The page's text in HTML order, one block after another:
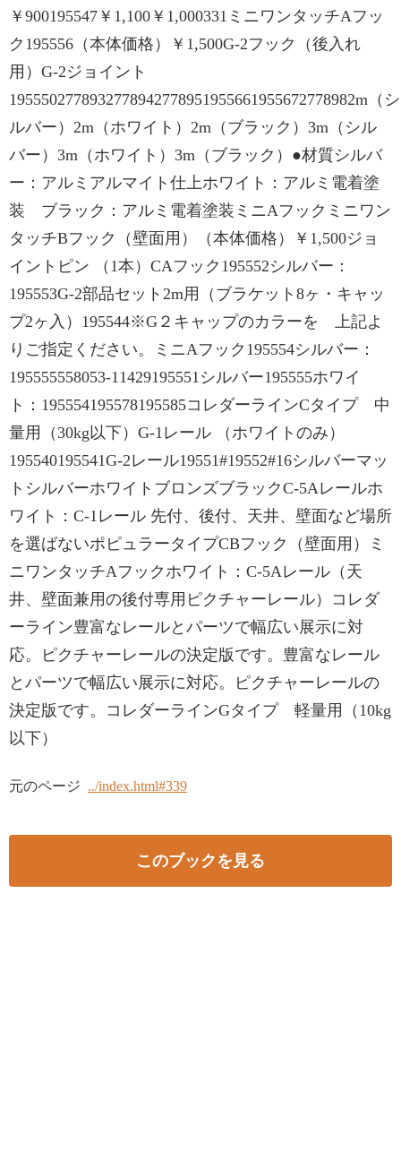
￥900195547￥1,100￥1,000331ミニワンタッチAフッ
ク195556（本体価格）￥1,500G-2フック（後入れ
用）G-2ジョイント
1955502778932778942778951955661955672778982m（シ
ルバー）2m（ホワイト）2m（ブラック）3m（シル
バー）3m（ホワイト）3m（ブラック）●材質シルバ
ー：アルミアルマイト仕上ホワイト：アルミ電着塗
装 ブラック：アルミ電着塗装ミニAフックミニワン
タッチBフック（壁面用）（本体価格）￥1,500ジョ
イントピン （1本）CAフック195552シルバー：
195553G-2部品セット2m用（ブラケット8ヶ・キャッ
プ2ヶ入）195544※G２キャップのカラーを 上記よ
りご指定ください。ミニAフック195554シルバー：
195555558053-11429195551シルバー195555ホワイ
ト：195554195578195585コレダーラインCタイプ 中
量用（30kg以下）G-1レール （ホワイトのみ）
195540195541G-2レール19551#19552#16シルバーマッ
トシルバーホワイトブロンズブラックC-5Aレールホ
ワイト：C-1レール 先付、後付、天井、壁面など場所
を選ばないポピュラータイプCBフック（壁面用）ミ
ニワンタッチAフックホワイト：C-5Aレール（天
井、壁面兼用の後付専用ピクチャーレール）コレダ
ーライン豊富なレールとパーツで幅広い展示に対
応。ピクチャーレールの決定版です。豊富なレール
とパーツで幅広い展示に対応。ピクチャーレールの
決定版です。コレダーラインGタイプ 軽量用（10kg
以下）
元のページ ../index.html#339
このブックを見る